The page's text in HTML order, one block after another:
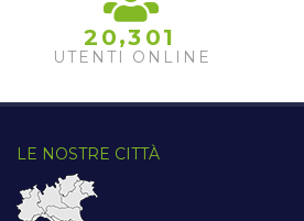
2 0,3 01
UTENTI ONLINE
LE NOSTRE CITTÀ